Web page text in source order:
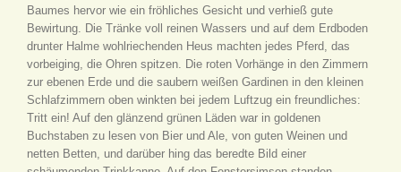
Baumes hervor wie ein fröhliches Gesicht und verhieß gute
Bewirtung. Die Tränke voll reinen Wassers und auf dem Erdboden
drunter Halme wohlriechenden Heus machten jedes Pferd, das
vorbeiging, die Ohren spitzen. Die roten Vorhänge in den Zimmern
zur ebenen Erde und die saubern weißen Gardinen in den kleinen
Schlafzimmern oben winkten bei jedem Luftzug ein freundliches:
Tritt ein! Auf den glänzend grünen Läden war in goldenen
Buchstaben zu lesen von Bier und Ale, von guten Weinen und
netten Betten, und darüber hing das beredte Bild einer